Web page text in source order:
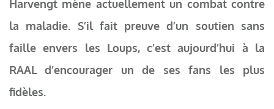
Harvengt mène actuellement un combat contre
la maladie. S’il fait preuve d’un soutien sans
faille envers les Loups, c’est aujourd’hui à la
RAAL d’encourager un de ses fans les plus
fidèles.